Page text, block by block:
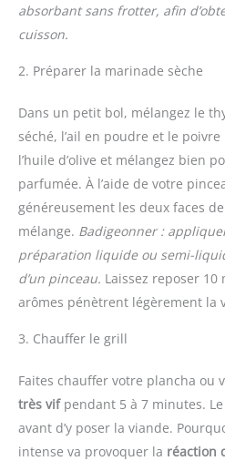
absorbant sans frotter, afin
cuisson.
2. Préparer la marinade sèche
Dans un petit bol, mélangez le
séché, l’ail en poudre et le
l’huile d’olive et mélangez bien
parfumée. À l’aide de votre
généreusement les deux faces
mélange. Badigeonner :
préparation liquide ou semi-
d’un pinceau. Laissez reposer
arômes pénètrent légèrement la
3. Chauffer le grill
Faites chauffer votre plancha ou
très vifpendant 5 à 7 minutes.
avant d’y poser la viande.
intense va provoquer la réaction